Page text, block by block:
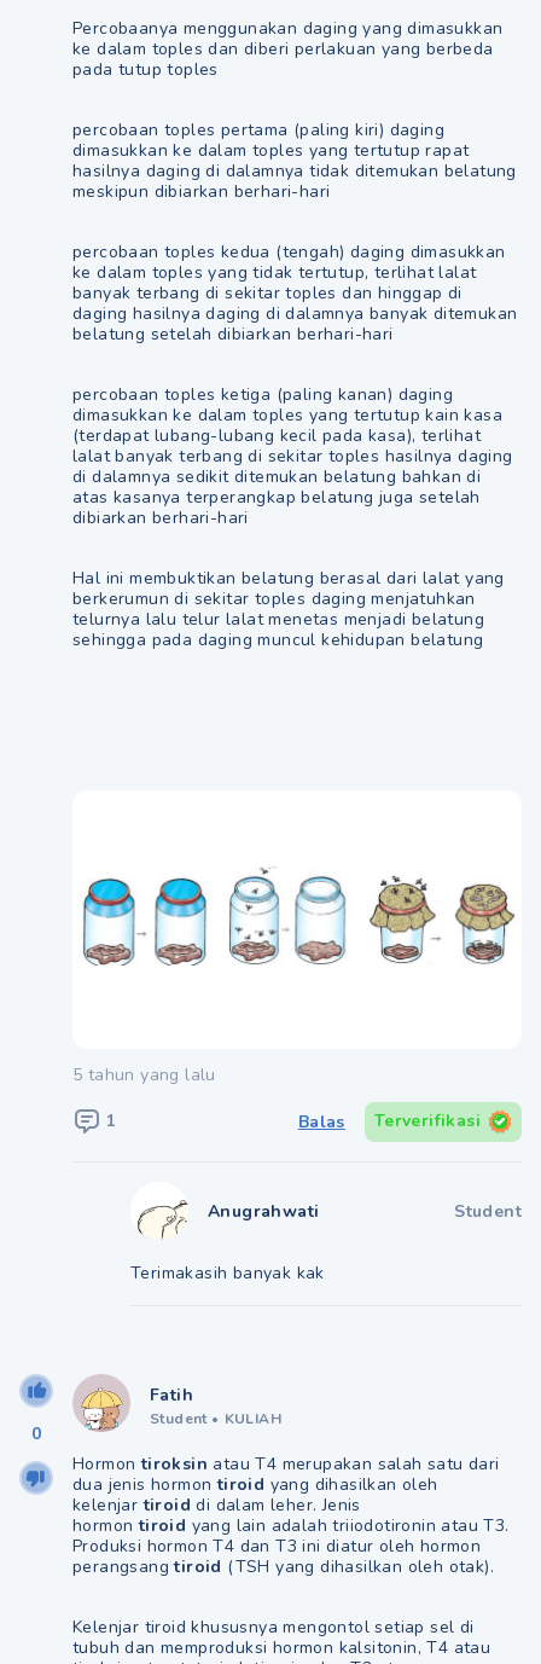
Percobaanya menggunakan daging yang dimasukkan
ke dalam toples dan diberi perlakuan yang berbeda
pada tutup toples
percobaan toples pertama (paling kiri) daging
dimasukkan ke dalam toples yang tertutup rapat
hasilnya daging di dalamnya tidak ditemukan belatung
meskipun dibiarkan berhari-hari
percobaan toples kedua (tengah) daging dimasukkan
ke dalam toples yang tidak tertutup, terlihat lalat
banyak terbang di sekitar toples dan hinggap di
daging hasilnya daging di dalamnya banyak ditemukan
belatung setelah dibiarkan berhari-hari
percobaan toples ketiga (paling kanan) daging
dimasukkan ke dalam toples yang tertutup kain kasa
(terdapat lubang-lubang kecil pada kasa), terlihat
lalat banyak terbang di sekitar toples hasilnya daging
di dalamnya sedikit ditemukan belatung bahkan di
atas kasanya terperangkap belatung juga setelah
dibiarkan berhari-hari
Hal ini membuktikan belatung berasal dari lalat yang
berkerumun di sekitar toples daging menjatuhkan
telurnya lalu telur lalat menetas menjadi belatung
sehingga pada daging muncul kehidupan belatung
5 tahun yang lalu
1 Balas Terverifikasi
Anugrahwati Student
Terimakasih banyak kak
0
Fatih
Student • KULIAH
Hormontiroksin atau T4 merupakan salah satu dari
dua jenis hormontiroid yang dihasilkan oleh
kelenjartiroid di dalam leher. Jenis
hormontiroid yang lain adalah triiodotironin atau T3.
Produksi hormon T4 dan T3 ini diatur oleh hormon
perangsangtiroid (TSH yang dihasilkan oleh otak).
Kelenjar tiroid khususnya mengontol setiap sel di
tubuh dan memproduksi hormon kalsitonin, T4 atau